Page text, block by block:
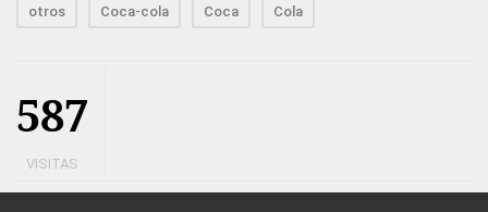
otros Coca-cola Coca Cola
587
VISITAS